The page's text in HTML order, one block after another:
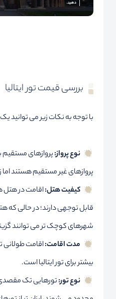
بررسی قیمت تور ایتالیا
با توجه به نکات زیر می توانید یک
نوع پرواز:پروازهای مستقیم
پروازهای غیر مستقیم هستند
کیفیت هتل:
شهرهای کوچک تر می توانند
مدت اقامت:اقامت طولانی
بیشتر برای تور ایتالیا است.
نوع تور:تورهایی تک